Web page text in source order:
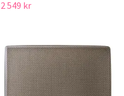
2 549 kr